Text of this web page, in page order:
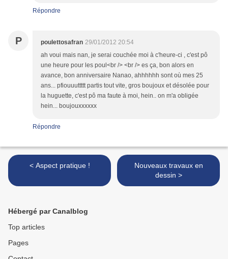
Répondre
P poulettosafran 29/01/2012 20:54
ah voui mais nan, je serai couchée moi à c'heure-ci , c'est pô
une heure pour les poul<br /> <br /> es ça, bon alors en
avance, bon anniversaire Nanao, ahhhhhh sont où mes 25
ans... pfiouuuttttt partis tout vite, gros boujoux et désolée pour
la huguette, c'est pô ma faute à moi, hein.. on m'a obligée
hein... boujouxxxxxx
Répondre
< Aspect pratique !
Nouveaux travaux en
dessin >
Hébergé par Canalblog
Top articles
Pages